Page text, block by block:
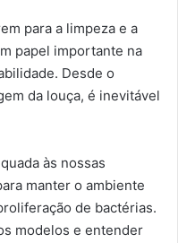
para a limpeza e a
papel importante na
Desde o
da louça, é inevitável
às nossas
manter o ambiente
de bactérias.
modelos e entender